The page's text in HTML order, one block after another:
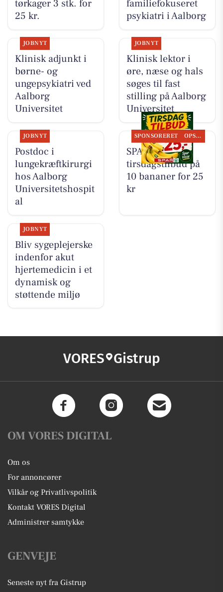
tørkager 3 stk. for
25 kr.
familiefokuseret
psykiatri i Aalborg
JOBNYT
Klinisk adjunkt i
børne- og
ungepsykiatri ved
Aalborg
Universitet
JOBNYT
Klinisk lektor i
øre, næse og hals
søges til fast
stilling på Aalborg
Universitet
JOBNYT
Postdoc i
lungekræftkirurgi
hos Aalborg
Universitetshospit
al
SPONSORERET OPSLAGSTAVLEN
SPAR Visse har
tirsdagstilbud på
10 bananer for 25
kr
JOBNYT
Bliv sygeplejerske
indenfor akut
hjertemedicin i et
dynamisk og
støttende miljø
VORES Gistrup
OM VORES DIGITAL
Om os
For annoncører
Vilkår og Privatlivspolitik
Kontakt VORES Digital
Administrer samtykke
GENVEJE
Seneste nyt fra Gistrup